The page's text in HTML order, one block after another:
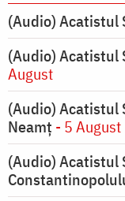
(Audio) Acatistul
(Audio)
August
(Audio) Acatistul
Neamț - 5 August
(Audio)